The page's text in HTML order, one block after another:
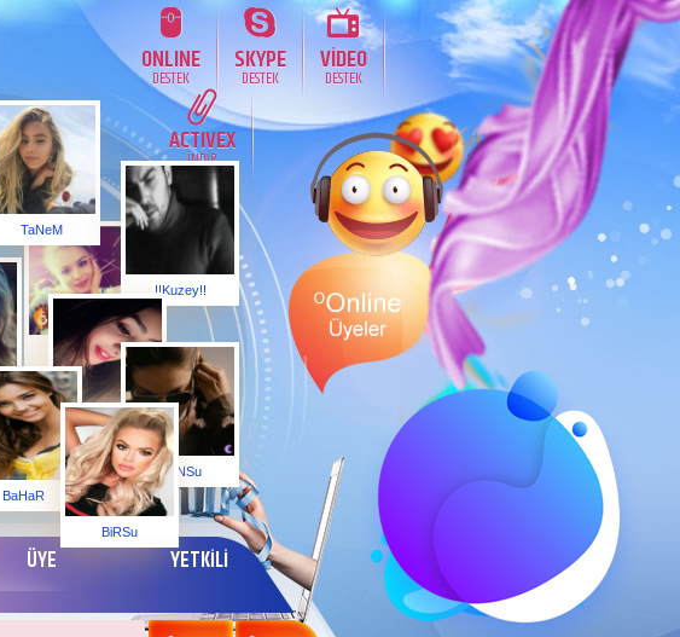
ONLINE
DESTEK
SKYPE
DESTEK
VİDEO
DESTEK
ACTIVEX
İNDİR
ÜYE YETKİLİ
TaNeM
!!Kuzey!!
BiRTEKSeN
SeVDe
CaNSu
BaHaR
BiRSu